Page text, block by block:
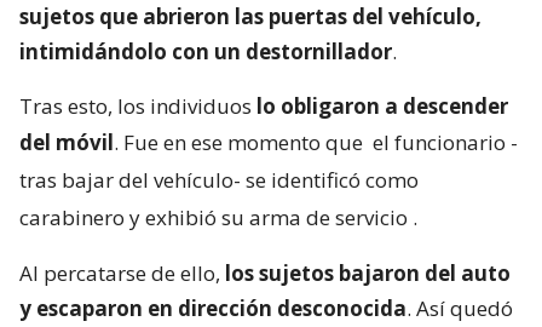
sujetos que abrieron las puertas del vehículo,
intimidándolo con un destornillador.
Tras esto, los individuos lo obligaron a descender
del móvil. Fue en ese momento que el funcionario -
tras bajar del vehículo- se identificó como
carabinero y exhibió su arma de servicio .
Al percatarse de ello, los sujetos bajaron del auto
y escaparon en dirección desconocida. Así quedó